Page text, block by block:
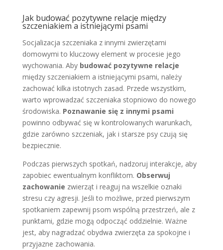
Jak budować pozytywne relacje między
szczeniakiem a istniejącymi psami
Socjalizacja szczeniaka z innymi zwierzętami
domowymi to kluczowy element w procesie jego
wychowania. Aby budować pozytywne relacje
między szczeniakiem a istniejącymi psami, należy
zachować kilka istotnych zasad. Przede wszystkim,
warto wprowadzać szczeniaka stopniowo do nowego
środowiska. Poznawanie się z innymi psami
powinno odbywać się w kontrolowanych warunkach,
gdzie zarówno szczeniak, jak i starsze psy czują się
bezpiecznie.
Podczas pierwszych spotkań, nadzoruj interakcje, aby
zapobiec ewentualnym konfliktom. Obserwuj
zachowanie zwierząt i reaguj na wszelkie oznaki
stresu czy agresji. Jeśli to możliwe, przed pierwszym
spotkaniem zapewnij psom wspólną przestrzeń, ale z
punktami, gdzie mogą odpocząć oddzielnie. Ważne
jest, aby nagradzać obydwa zwierzęta za spokojne i
przyjazne zachowania.